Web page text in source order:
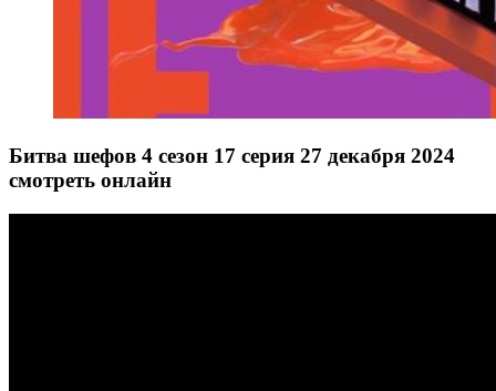
Битва шефов 4 сезон 17 серия 27 декабря 2024
смотреть онлайн